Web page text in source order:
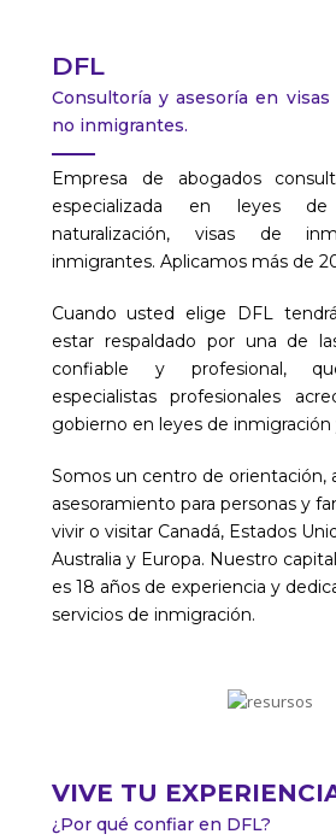
DFL
Consultoría y asesoría en
no inmigrantes.
Empresa de abogados
especializada en leyes
naturalización, visas de
inmigrantes. Aplicamos más de
Cuando usted elige DFL
estar respaldado por una de
confiable y profesional,
especialistas profesionales
gobierno en leyes de inmigración
Somos un centro de orientación,
asesoramiento para personas y
vivir o visitar Canadá, Estados
Australia y Europa. Nuestro
es 18 años de experiencia y
servicios de inmigración.
VIVE TU
¿Por qué confiar en DFL?